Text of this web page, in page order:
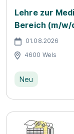
Lehre zur
Bereich (m/w/
01.08.2026
4600 Wels
Neu